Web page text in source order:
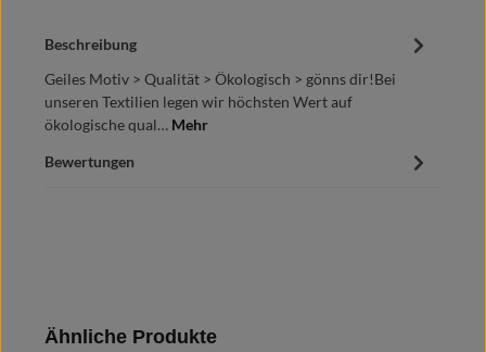
Beschreibung
Geiles Motiv > Qualität > Ökologisch > gönns dir!Bei
unseren Textilien legen wir höchsten Wert auf
ökologische qual… Mehr
Bewertungen
Produktgalerie überspringen
Ähnliche Produkte